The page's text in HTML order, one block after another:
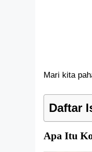
Mari kita
Daftar
Apa Itu